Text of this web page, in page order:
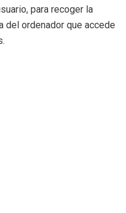
para recoger la
del ordenador que accede